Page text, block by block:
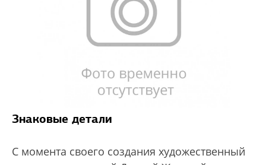
Знаковые детали
С момента своего создания художественный